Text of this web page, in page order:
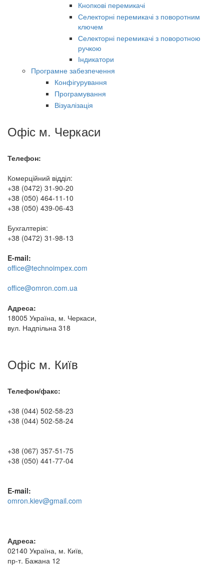
Кнопкові перемикачі
Селекторні перемикачі з поворотним
ключем
Селекторні перемикачі з поворотною
ручкою
Індикатори
Програмне забезпечення
Конфігурування
Програмування
Візуалізація
Офіс м. Черкаси
Телефон:
Комерційний відділ:
+38 (0472) 31-90-20
+38 (050) 464-11-10
+38 (050) 439-06-43
Бухгалтерія:
+38 (0472) 31-98-13
E-mail:
office@technoimpex.com
office@omron.com.ua
Адреса:
18005 Україна, м. Черкаси,
вул. Надпільна 318
Офіс м. Київ
Телефон/факс:
+38 (044) 502-58-23
+38 (044) 502-58-24
+38 (067) 357-51-75
+38 (050) 441-77-04
E-mail:
omron.kiev@gmail.com
Адреса:
02140 Україна, м. Київ,
пр-т. Бажана 12